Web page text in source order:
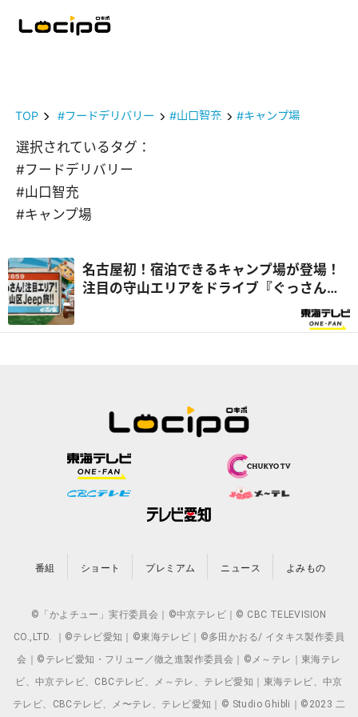
TOP #フードデリバリー #山口智充 #キャンプ場
選択されているタグ：
#フードデリバリー
#山口智充
#キャンプ場
名古屋初！宿泊できるキャンプ場が登場！
注目の守山エリアをドライブ『ぐっさん
番組 ショート プレミアム ニュース よみもの
©「かよチュー」実行委員会｜©中京テレビ｜© CBC TELEVISION
CO.,LTD. ｜©テレビ愛知｜©東海テレビ｜©多田かおる/ イタキス製作委員
会｜©テレビ愛知・フリュー／徹之進製作委員会｜©メ～テレ｜東海テレ
ビ、中京テレビ、CBCテレビ、メ～テレ、テレビ愛知｜東海テレビ、中京
テレビ、CBCテレビ、メ〜テレ、テレビ愛知｜© Studio Ghibli｜©2023 二